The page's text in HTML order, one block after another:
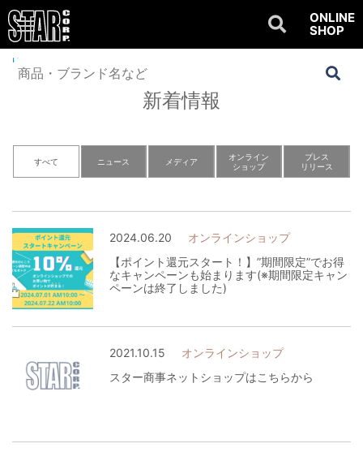
ONLINE
SHOP
Home
新着情報
すべて ニュース メディア
オンライン
ショップ
プレス
リリース
2024.06.20
オンラインショップ
【ポイント還元スタート！】”期間限定”でお得
なキャンペーンも始まります(※期間限定キャン
ペーンは終了しました)
2021.10.15
オンラインショップ
スター商事ネットショップはこちらから